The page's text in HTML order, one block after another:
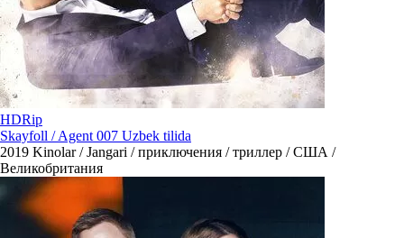
HDRip
Skayfoll / Agent 007 Uzbek tilida
2019 Kinolar / Jangari / приключения / триллер / США /
Великобритания